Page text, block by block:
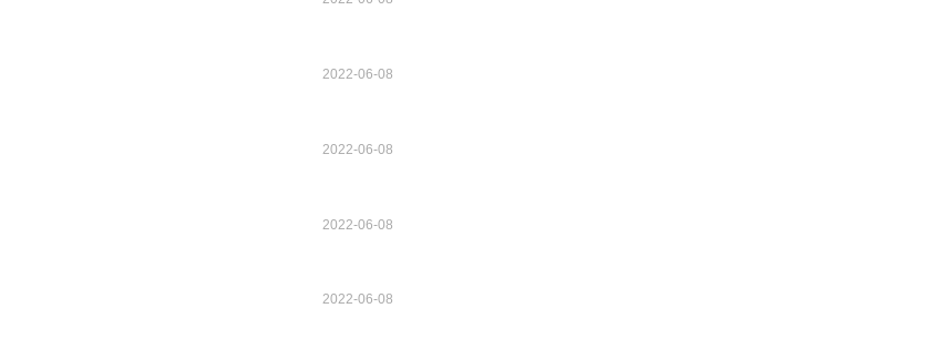
2022-06-08
2022-06-08
2022-06-08
2022-06-08